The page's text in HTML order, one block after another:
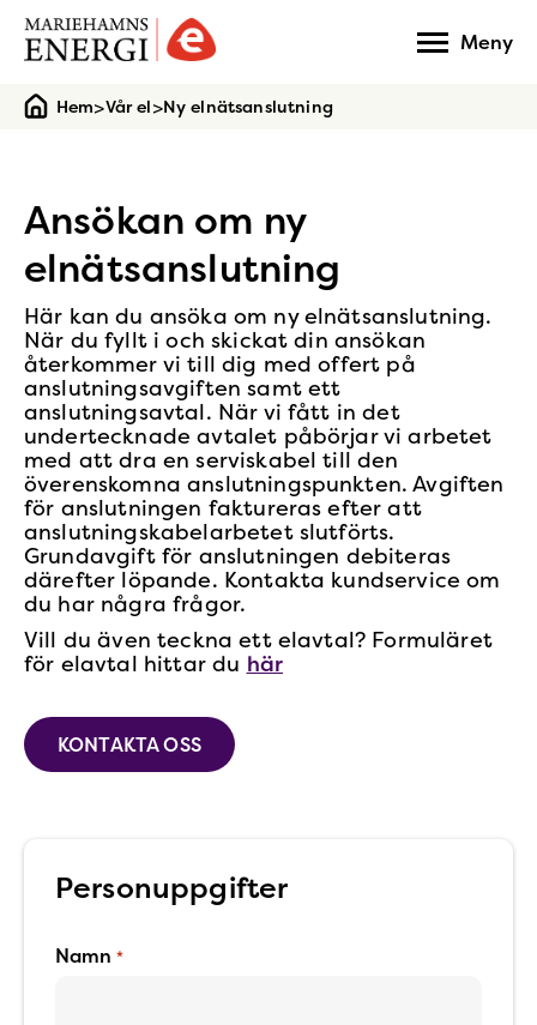
Gå
till
Meny
Hem>Vår el>Ny elnätsanslutning
Ansökan om ny
elnätsanslutning
Här kan du ansöka om ny elnätsanslutning.
När du fyllt i och skickat din ansökan
återkommer vi till dig med offert på
anslutningsavgiften samt ett
anslutningsavtal. När vi fått in det
undertecknade avtalet påbörjar vi arbetet
med att dra en serviskabel till den
överenskomna anslutningspunkten. Avgiften
för anslutningen faktureras efter att
anslutningskabelarbetet slutförts.
Grundavgift för anslutningen debiteras
därefter löpande. Kontakta kundservice om
du har några frågor.
Vill du även teckna ett elavtal? Formuläret
för elavtal hittar du här
KONTAKTA OSS
Personuppgifter
Namn *